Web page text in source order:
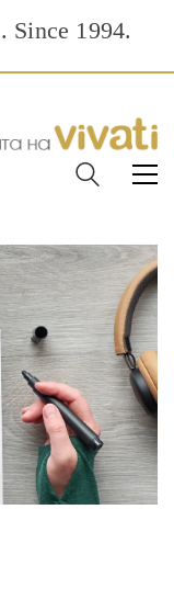
Since 1994.